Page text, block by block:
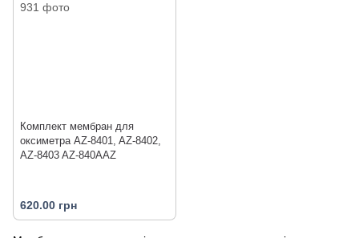
Комплект мембран для
оксиметра AZ-8401, AZ-8402,
AZ-8403 AZ-840AAZ
620.00 грн